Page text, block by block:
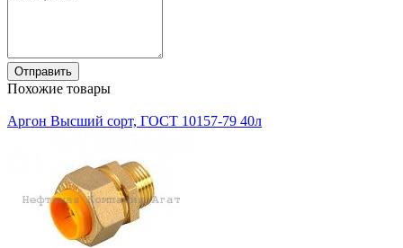
Отправить
Похожие товары
Аргон Высший сорт, ГОСТ 10157-79 40л